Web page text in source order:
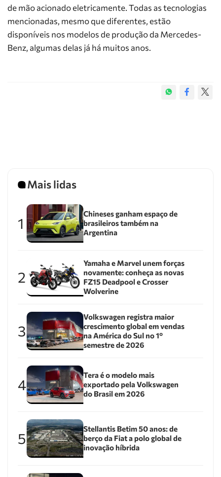
de mão acionado eletricamente. Todas as tecnologias
mencionadas, mesmo que diferentes, estão
disponíveis nos modelos de produção da Mercedes-
Benz, algumas delas já há muitos anos.
Mais lidas
1
Chineses ganham espaço de
brasileiros também na
Argentina
2
Yamaha e Marvel unem forças
novamente: conheça as novas
FZ15 Deadpool e Crosser
Wolverine
3
Volkswagen registra maior
crescimento global em vendas
na América do Sul no 1º
semestre de 2026
4
Tera é o modelo mais
exportado pela Volkswagen
do Brasil em 2026
5
Stellantis Betim 50 anos: de
berço da Fiat a polo global de
inovação híbrida